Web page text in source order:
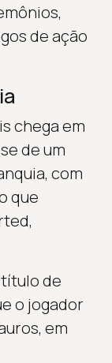
de ação
chega em
de um
com
que
título de
o jogador
em